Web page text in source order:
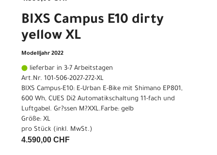
BIXS Campus E10 dirty
yellow XL
Modelljahr 2022
lieferbar in 3-7 Arbeitstagen
Art.Nr. 101-506-2027-272-XL
BIXS Campus-E10: E-Urban E-Bike mit Shimano EP801,
600 Wh, CUES Di2 Automatikschaltung 11-fach und
Luftgabel. Gr?ssen M?XXL.Farbe: gelb
Größe: XL
pro Stück (inkl. MwSt.)
4.590,00 CHF